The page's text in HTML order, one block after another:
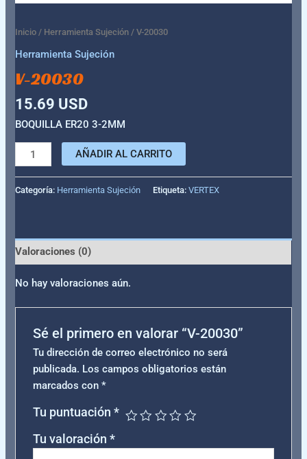
Inicio / Herramienta Sujeción / V-20030
Herramienta Sujeción
V-20030
15.69 USD
BOQUILLA ER20 3-2MM
AÑADIR AL CARRITO
Categoría: Herramienta Sujeción Etiqueta:VERTEX
Valoraciones (0)
No hay valoraciones aún.
Sé el primero en valorar “V-20030”
Tu dirección de correo electrónico no será
publicada. Los campos obligatorios están
marcados con *
Tu puntuación *
Tu valoración *